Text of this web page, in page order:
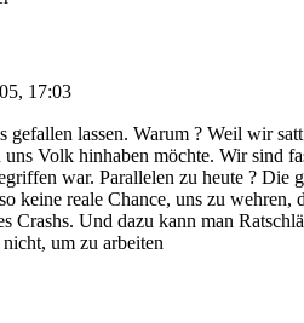
17:03
lassen. Warum ? Weil wir
Volk hinhaben möchte. Wir sind
war. Parallelen zu heute ? Die
keine reale Chance, uns zu
Crashs. Und dazu kann man
um zu arbeiten